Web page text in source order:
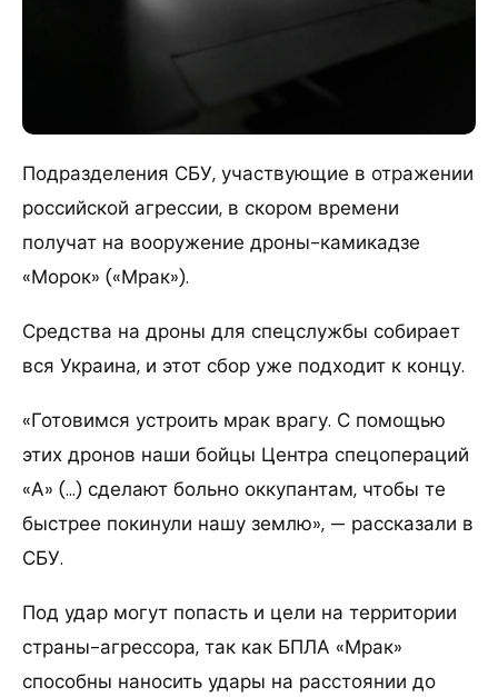
Подразделения СБУ, участвующие в отражении
российской агрессии, в скором времени
получат на вооружение дроны-камикадзе
«Морок» («Мрак»).
Средства на дроны для спецслужбы собирает
вся Украина, и этот сбор уже подходит к концу.
«Готовимся устроить мрак врагу. С помощью
этих дронов наши бойцы Центра спецопераций
«А» (…) сделают больно оккупантам, чтобы те
быстрее покинули нашу землю», — рассказали в
СБУ.
Под удар могут попасть и цели на территории
страны-агрессора, так как БПЛА «Мрак»
способны наносить удары на расстоянии до